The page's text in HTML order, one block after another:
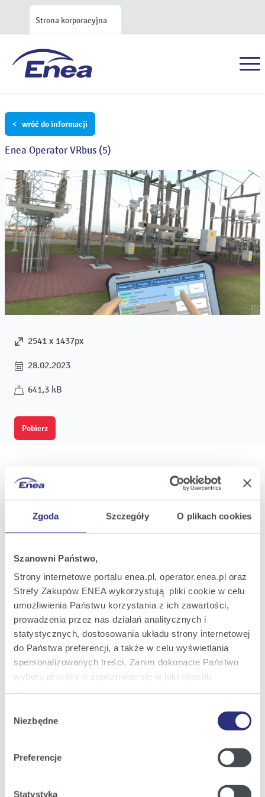
Zgoda Szczegóły O plikach cookies
Szanowni Państwo,
Strony internetowe portalu enea.pl, operator.enea.pl oraz
Strefy Zakupów ENEA wykorzystują pliki cookie w celu
umożliwienia Państwu korzystania z ich zawartości,
prowadzenia przez nas działań analitycznych i
statystycznych, dostosowania układu strony internetowej
do Państwa preferencji, a także w celu wyświetlania
spersonalizowanych treści. Zanim dokonacie Państwo
wyboru prosimy o zapoznanie się w jaki sposób
Szczegółowe informacje na ten temat znajdziecie
Polityce
zgodę na umieszczenie wszystkich rodzajów plików
zgody
Niezbędne
Preferencje
Statystyka
Strona korporacyjna
< wróć do informacji
Enea Operator VRbus (5)
2541 x 1437px
28.02.2023
641,3 kB
Pobierz
Oferta
Oferta dla domu
Oferta dla Małych firm
Oferta dla Biznesu
Zielona energia Dla domu
Zielona energia dla Małych firm
Instytucje publiczne
Podmioty współpracujące
Obsługa Klienta dla Małych firm